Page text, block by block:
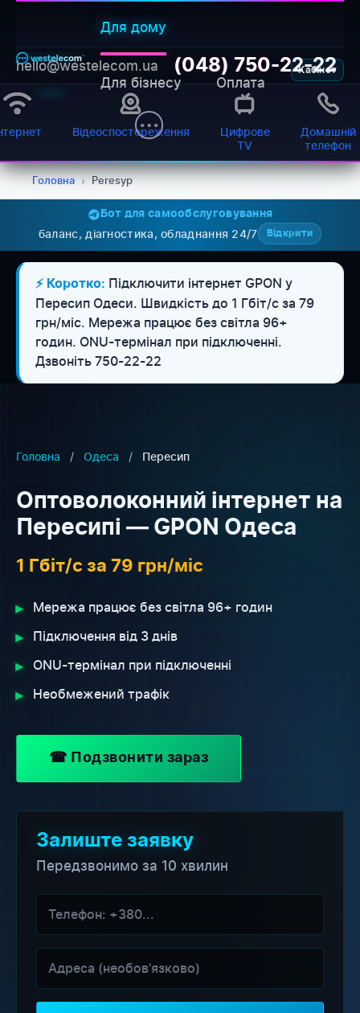
Для дому
Для бізнесу Оплата
Кабінет
hello@westelecom.ua (048) 750-22-22
Відеоспостереження
Цифрове
TV
Домашній
телефон
Головна › Peresyp
Бот для самообслуговування
баланс, діагностика, обладнання 24/7 Відкрити
⚡ Коротко: Підключити інтернет GPON у
Пересип Одеси. Швидкість до 1 Гбіт/с за 79
грн/міс. Мережа працює без світла 96+
годин. ONU-термінал при підключенні.
Дзвоніть 750-22-22
Головна / Одеса / Пересип
Оптоволоконний інтернет на
Пересипі — GPON Одеса
1 Гбіт/с за 79 грн/міс
▸ Мережа працює без світла 96+ годин
▸ Підключення від 3 днів
▸ ONU-термінал при підключенні
▸ Необмежений трафік
☎ Подзвонити зараз
Залиште заявку
Передзвонимо за 10 хвилин
WESTELECOM
Онлайн-підтримка